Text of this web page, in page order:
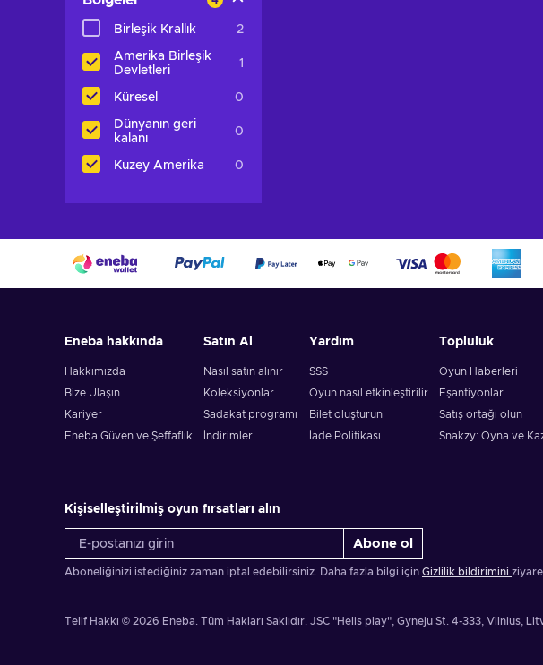
Birleşik Krallık 2
Amerika Birleşik
Devletleri
1
Küresel 0
Dünyanın geri
kalanı
0
Kuzey Amerika 0
Eneba hakkında
Hakkımızda
Bize Ulaşın
Kariyer
Eneba Güven ve Şeffaflık
Satın Al
Nasıl satın alınır
Koleksiyonlar
Sadakat programı
İndirimler
Yardım
SSS
Oyun nasıl etkinleştirilir
Bilet oluşturun
İade Politikası
Topluluk
Oyun Haberleri
Eşantiyonlar
Satış ortağı olun
Snakzy: Oyna ve
Kişiselleştirilmiş oyun fırsatları alın
Abone ol
Aboneliğinizi istediğiniz zaman iptal edebilirsiniz. Daha fazla bilgi için Gizlilik bildirimini
Telif Hakkı © 2026 Eneba. Tüm Hakları Saklıdır. JSC "Helis play", Gyneju St. 4-333, Vilnius,